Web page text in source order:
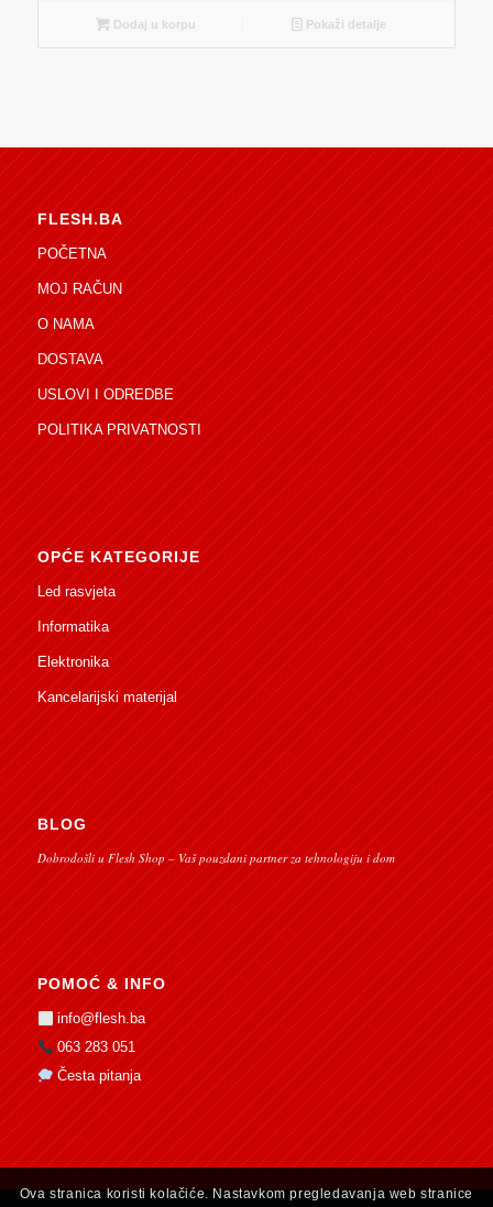
Dodaj u korpu Pokaži detalje
FLESH.BA
POČETNA
MOJ RAČUN
O NAMA
DOSTAVA
USLOVI I ODREDBE
POLITIKA PRIVATNOSTI
OPĆE KATEGORIJE
Led rasvjeta
Informatika
Elektronika
Kancelarijski materijal
BLOG
Dobrodošli u Flesh Shop – Vaš pouzdani partner za tehnologiju i dom
POMOĆ & INFO
info@flesh.ba
063 283 051
Česta pitanja
Ova stranica koristi kolačiće. Nastavkom pregledavanja web stranice